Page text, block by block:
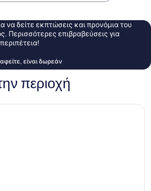
να δείτε εκπτώσεις και προνόμια του
Περισσότερες επιβραβεύσεις για
είναι δωρεάν
περιοχή